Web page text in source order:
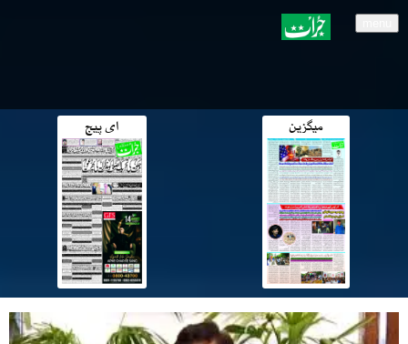
میگزین ای پیج